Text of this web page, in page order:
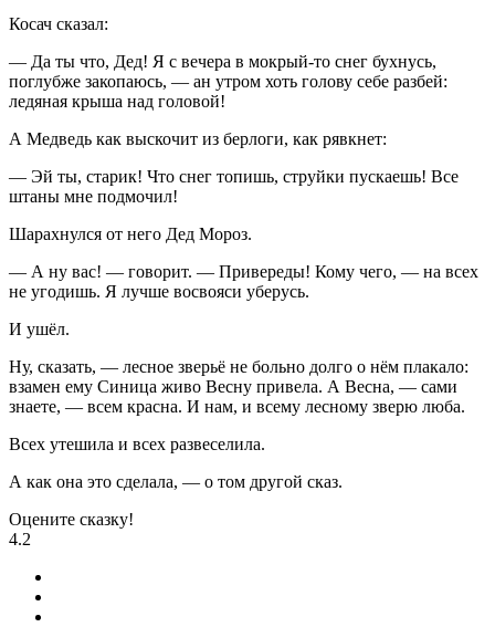
Косач сказал:
— Да ты что, Дед! Я с вечера в мокрый-то снег бухнусь,
поглубже закопаюсь, — ан утром хоть голову себе разбей:
ледяная крыша над головой!
А Медведь как выскочит из берлоги, как рявкнет:
— Эй ты, старик! Что снег топишь, струйки пускаешь! Все
штаны мне подмочил!
Шарахнулся от него Дед Мороз.
— А ну вас! — говорит. — Привереды! Кому чего, — на всех
не угодишь. Я лучше восвояси уберусь.
И ушёл.
Ну, сказать, — лесное зверьё не больно долго о нём плакало:
взамен ему Синица живо Весну привела. А Весна, — сами
знаете, — всем красна. И нам, и всему лесному зверю люба.
Всех утешила и всех развеселила.
А как она это сделала, — о том другой сказ.
Оцените сказку!
4.2